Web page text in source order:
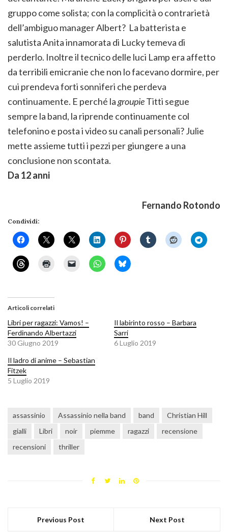
gruppo come solista; con la complicità o contrarietà
dell’ambiguo manager Albert? La batterista e
salutista Anita innamorata di Lucky temeva di
perderlo. Inoltre il tecnico delle luci Lamp era affetto
da terribili emicranie che non lo facevano dormire, per
cui prendeva forti sonniferi che perdeva
continuamente. E perché lagroupieTitti segue
sempre la band, la riprende continuamente col
telefonino e posta i video su canali personali? Julie
mette assieme tutti i pezzi per giungere a una
conclusione non scontata.
Da 12 anni
Fernando Rotondo
Condividi:
Articoli correlati
Libri per ragazzi: Vamos! –
Ferdinando Albertazzi
30 Giugno 2019
Il labirinto rosso – Barbara
Sarri
6 Luglio 2019
Il ladro di anime – Sebastian
Fitzek
5 Luglio 2019
assassinio Assassinio nella band band
Christian Hill
gialli
Libri noir piemme ragazzi
recensione
recensioni
thriller
Previous Post Next Post